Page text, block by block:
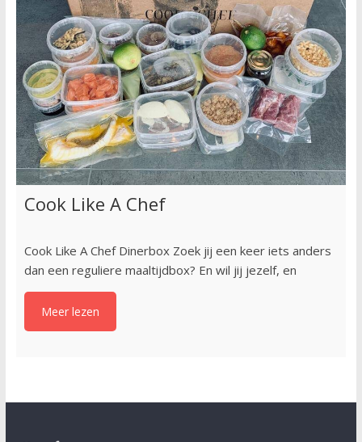
Cook Like A Chef
Cook Like A Chef Dinerbox Zoek jij een keer iets anders
dan een reguliere maaltijdbox? En wil jij jezelf, en
Meer lezen